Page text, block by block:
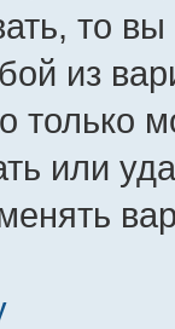
то
из
только
или